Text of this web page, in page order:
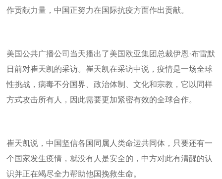
作贡献力量，中国正努力在国际抗疫方面作出贡献。
美国公共广播公司当天播出了美国欧亚集团总裁伊恩·布雷默
日前对崔天凯的采访。崔天凯在采访中说，疫情是一场全球
性挑战，病毒不分国界、政治体制、文化和宗教，它以同样
方式攻击所有人，因此需要更加紧密有效的全球合作。
崔天凯说，中国坚信各国同属人类命运共同体，只要还有一
个国家发生疫情，就没有人是安全的，中方对此有清醒的认
识并正在竭尽全力帮助他国挽救生命。